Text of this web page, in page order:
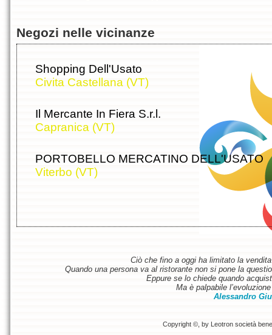
Negozi nelle vicinanze
Shopping Dell'Usato
Civita Castellana (VT)
Il Mercante In Fiera S.r.l.
Capranica (VT)
PORTOBELLO MERCATINO DELL'USATO
Viterbo (VT)
Ciò che fino a oggi ha limitato la
Quando una persona va al ristorante non si pone la
Eppure se lo chiede quando
Ma è palpabile
Alessandro
Copyright ©, by Leotron società